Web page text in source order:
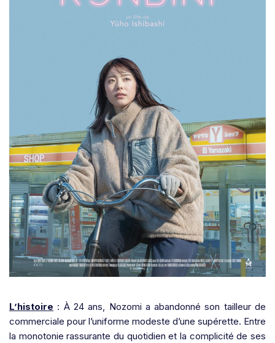
L’histoire : À 24 ans, Nozomi a abandonné son tailleur de
commerciale pour l’uniforme modeste d’une supérette. Entre
la monotonie rassurante du quotidien et la complicité de ses